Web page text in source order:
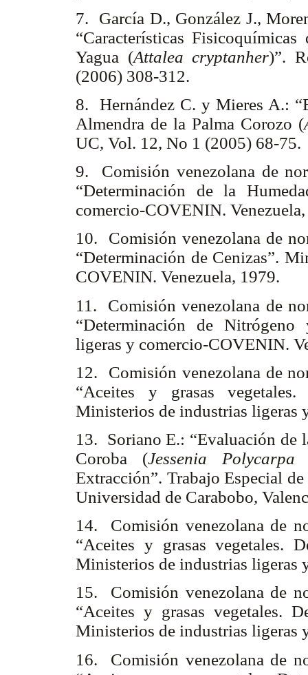
7. García D., González J.,
“Características
Yagua (Attalea cryptanher)”.
(2006) 308-312.
8. Hernández C. y Mieres A.:
Almendra de la Palma Corozo (
UC, Vol. 12, No 1 (2005) 68-75.
9. Comisión venezolana de
“Determinación de la
comercio-COVENIN.
10. Comisión venezolana de
“Determinación de Cenizas”.
COVENIN. Venezuela, 1979.
11. Comisión venezolana de
“Determinación de
ligeras y comercio-COVENIN.
12. Comisión venezolana de
“Aceites y grasas
Ministerios de industrias ligeras
13. Soriano E.: “Evaluación de
Coroba (Jessenia Polycarpa
Extracción”. Trabajo Especial
Universidad de Carabobo,
14. Comisión venezolana de
“Aceites y grasas vegetales.
Ministerios de industrias ligeras
15. Comisión venezolana de
“Aceites y grasas vegetales.
Ministerios de industrias ligeras
16. Comisión venezolana de